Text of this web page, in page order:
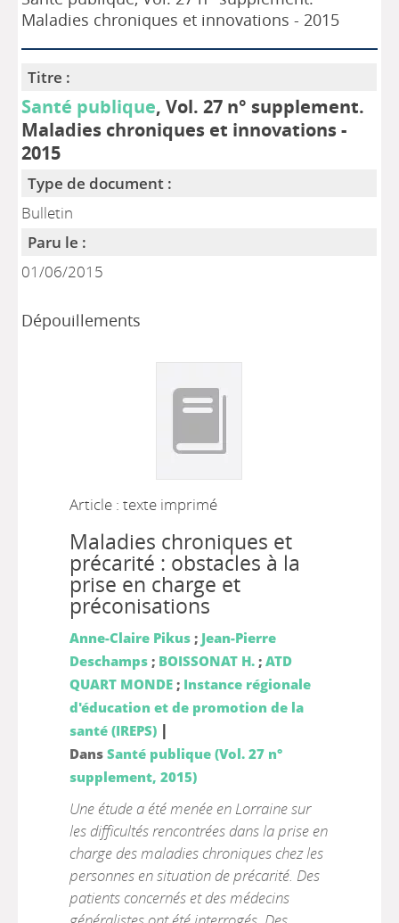
Maladies chroniques et innovations - 2015
Titre :
Santé publique, Vol. 27 n° supplement.
Maladies chroniques et innovations -
2015
Type de document :
Bulletin
Paru le :
01/06/2015
Dépouillements
Article : texte imprimé
Maladies chroniques et
précarité : obstacles à la
prise en charge et
préconisations
Anne-Claire Pikus; Jean-Pierre
Deschamps; BOISSONAT H.; ATD
QUART MONDE; Instance régionale
d'éducation et de promotion de la
santé (IREPS) |
Dans Santé publique (Vol. 27 n°
supplement, 2015)
Une étude a été menée en Lorraine sur
les difficultés rencontrées dans la prise en
charge des maladies chroniques chez les
personnes en situation de précarité. Des
patients concernés et des médecins